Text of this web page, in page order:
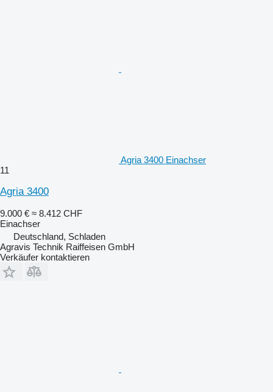
Agria 3400 Einachser
11
Agria 3400
9.000 € ≈ 8.412 CHF
Einachser
Deutschland, Schladen
Agravis Technik Raiffeisen GmbH
Verkäufer kontaktieren